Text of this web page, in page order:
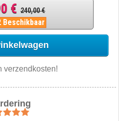
€ 240,00 €
Beschikbaar
verzendkosten!